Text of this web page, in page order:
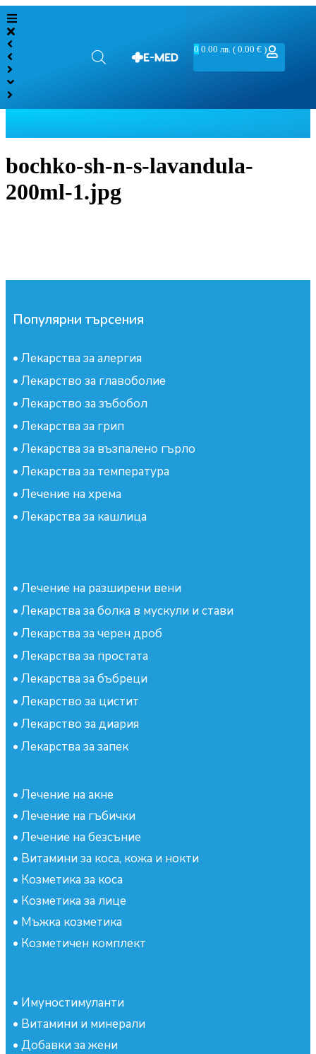
0 0.00лв. ( 0.00 € )
bochko-sh-n-s-lavandula-
200ml-1.jpg
Популярни търсения
• Лекарства за алергия
• Лекарство за главоболие
• Лекарство за зъбобол
• Лекарства за грип
• Лекарства за възпалено гърло
• Лекарства за температура
• Лечение на хрема
• Лекарства за кашлица
• Лечение на разширени вени
• Лекарства за болка в мускули и стави
• Лекарства за черен дроб
• Лекарства за простата
• Лекарства за бъбреци
• Лекарство за цистит
• Лекарство за диария
• Лекарства за запек
• Лечение на акне
• Лечение на гъбички
• Лечение на безсъние
• Витамини за коса, кожа и нокти
• Козметика за коса
• Козметика за лице
• Мъжка козметика
• Козметичен комплект
• Имуностимуланти
• Витамини и минерали
• Добавки за жени